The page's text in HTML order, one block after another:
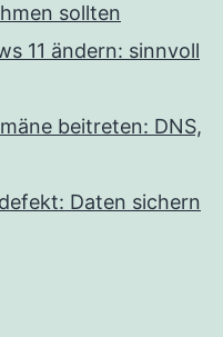
sollten
11 ändern: sinnvoll
beitreten: DNS,
Daten sichern